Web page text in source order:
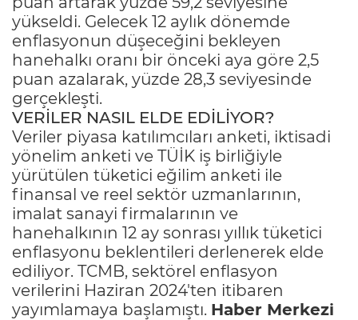
yükseldi. Gelecek 12 aylık dönemde
enflasyonun düşeceğini bekleyen
hanehalkı oranı bir önceki aya göre 2,5
puan azalarak, yüzde 28,3 seviyesinde
gerçekleşti.
VERİLER NASIL ELDE EDİLİYOR?
Veriler piyasa katılımcıları anketi, iktisadi
yönelim anketi ve TÜİK iş birliğiyle
yürütülen tüketici eğilim anketi ile
finansal ve reel sektör uzmanlarının,
imalat sanayi firmalarının ve
hanehalkının 12 ay sonrası yıllık tüketici
enflasyonu beklentileri derlenerek elde
ediliyor. TCMB, sektörel enflasyon
verilerini Haziran 2024'ten itibaren
yayımlamaya başlamıştı. Haber Merkezi